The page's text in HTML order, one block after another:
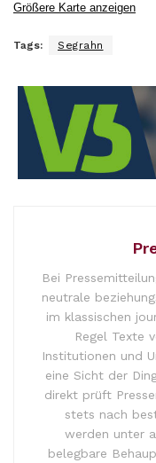
Größere Karte anzeigen
Tags: Segrahn
Bei
neutrale
im klassischen
Regel Texte
Institutionen und
eine Sicht der
direkt prüft
stets nach
werden unter
belegbare